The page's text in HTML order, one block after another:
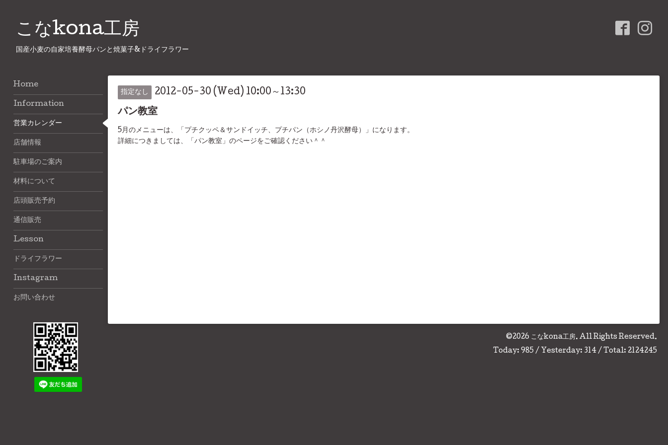
こなkona工房
国産小麦の自家培養酵母パンと焼菓子&ドライフラワー
指定なし 2012-05-30 (Wed) 10:00～13:30
パン教室
5月のメニューは、「プチクッペ＆サンドイッチ、プチパン（ホシノ丹沢酵母）」になります。
詳細につきましては、「パン教室」のページをご確認ください＾＾
©2026 こなkona工房. All Rights Reserved.
Today: 985 / Yesterday: 314 / Total: 2124245
Home
Information
営業カレンダー
店舗情報
駐車場のご案内
材料について
店頭販売予約
通信販売
Lesson
ドライフラワー
Instagram
お問い合わせ